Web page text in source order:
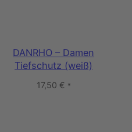
DANRHO – Damen
Tiefschutz (weiß)
17,50 € *